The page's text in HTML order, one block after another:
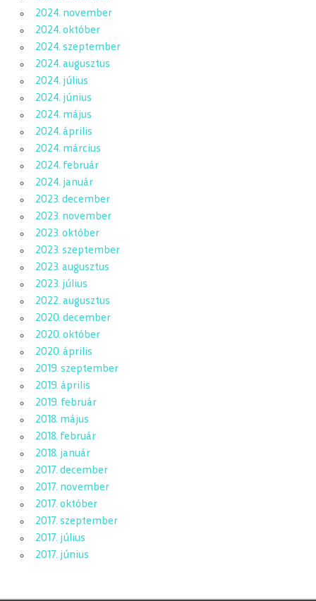
2024. november
2024. október
2024. szeptember
2024. augusztus
2024. július
2024. június
2024. május
2024. április
2024. március
2024. február
2024. január
2023. december
2023. november
2023. október
2023. szeptember
2023. augusztus
2023. július
2022. augusztus
2020. december
2020. október
2020. április
2019. szeptember
2019. április
2019. február
2018. május
2018. február
2018. január
2017. december
2017. november
2017. október
2017. szeptember
2017. július
2017. június